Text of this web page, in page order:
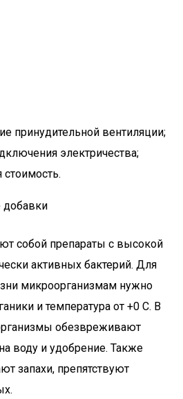
принудительной вентиляции;
электричества;
добавки
собой препараты с высокой
активных бактерий. Для
микроорганизмам нужно
и температура от +0 С. В
обезвреживают
воду и удобрение. Также
запахи, препятствуют